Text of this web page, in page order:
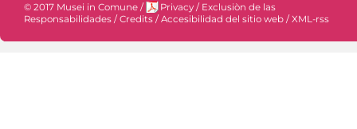
© 2017 Musei in Comune / Privacy / Exclusiòn de las
Responsabilidades /Credits /Accesibilidad del sitio web /XML-rss